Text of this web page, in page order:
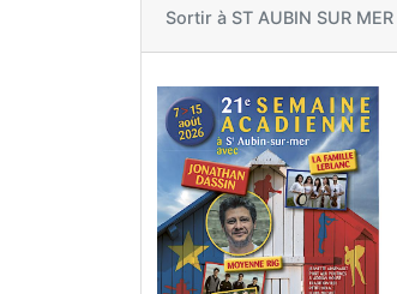
Sortir à ST AUBIN SUR